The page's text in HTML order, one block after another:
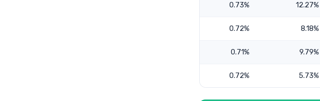
12.27%
0.73%
8.18%
0.72%
9.79%
0.71%
5.73%
0.72%